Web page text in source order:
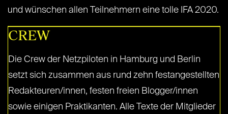
und wünschen allen Teilnehmern eine tolle IFA 2020.
CREW
Die Crew der Netzpiloten in Hamburg und Berlin
setzt sich zusammen aus rund zehn festangestellten
Redakteuren/innen, festen freien Blogger/innen
sowie einigen Praktikanten. Alle Texte der Mitglieder